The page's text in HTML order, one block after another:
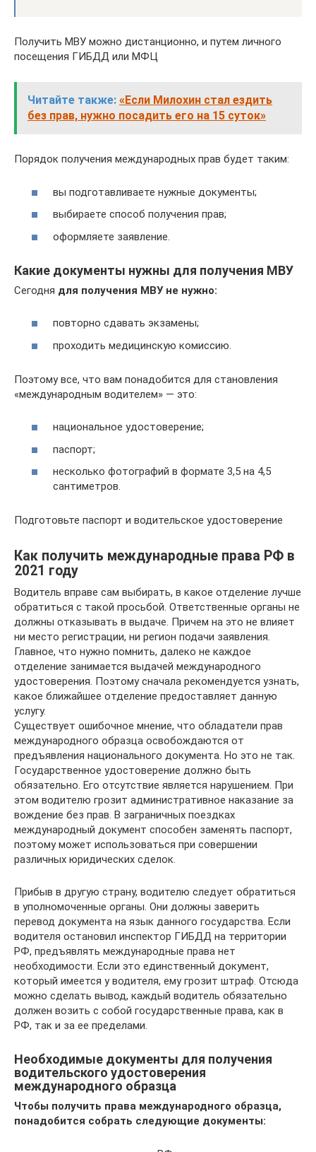
Получить МВУ можно дистанционно, и путем личного
посещения ГИБДД или МФЦ
Читайте также: «Если Милохин стал ездить
без прав, нужно посадить его на 15 суток»
Порядок получения международных прав будет таким:
вы подготавливаете нужные документы;
выбираете способ получения прав;
оформляете заявление.
Какие документы нужны для получения МВУ
Сегодня для получения МВУ не нужно:
повторно сдавать экзамены;
проходить медицинскую комиссию.
Поэтому все, что вам понадобится для становления
«международным водителем» — это:
национальное удостоверение;
паспорт;
несколько фотографий в формате 3,5 на 4,5
сантиметров.
Подготовьте паспорт и водительское удостоверение
Как получить международные права РФ в
2021 году
Водитель вправе сам выбирать, в какое отделение лучше
обратиться с такой просьбой. Ответственные органы не
должны отказывать в выдаче. Причем на это не влияет
ни место регистрации, ни регион подачи заявления.
Главное, что нужно помнить, далеко не каждое
отделение занимается выдачей международного
удостоверения. Поэтому сначала рекомендуется узнать,
какое ближайшее отделение предоставляет данную
услугу.
Существует ошибочное мнение, что обладатели прав
международного образца освобождаются от
предъявления национального документа. Но это не так.
Государственное удостоверение должно быть
обязательно. Его отсутствие является нарушением. При
этом водителю грозит административное наказание за
вождение без прав. В заграничных поездках
международный документ способен заменять паспорт,
поэтому может использоваться при совершении
различных юридических сделок.
Прибыв в другую страну, водителю следует обратиться
в уполномоченные органы. Они должны заверить
перевод документа на язык данного государства. Если
водителя остановил инспектор ГИБДД на территории
РФ, предъявлять международные права нет
необходимости. Если это единственный документ,
который имеется у водителя, ему грозит штраф. Отсюда
можно сделать вывод, каждый водитель обязательно
должен возить с собой государственные права, как в
РФ, так и за ее пределами.
Необходимые документы для получения
водительского удостоверения
международного образца
Чтобы получить права международного образца,
понадобится собрать следующие документы: